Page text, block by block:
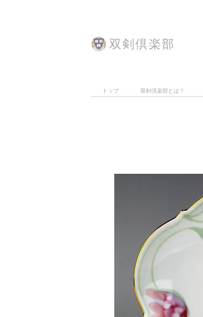
​双剣倶楽部
トップ 双剣倶楽部とは？